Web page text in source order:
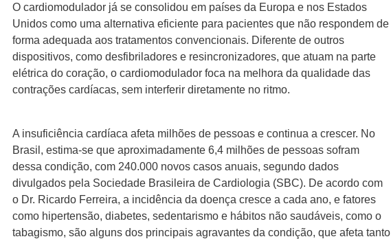
O cardiomodulador já se consolidou em países da Europa e nos Estados
Unidos como uma alternativa eficiente para pacientes que não respondem de
forma adequada aos tratamentos convencionais. Diferente de outros
dispositivos, como desfibriladores e resincronizadores, que atuam na parte
elétrica do coração, o cardiomodulador foca na melhora da qualidade das
contrações cardíacas, sem interferir diretamente no ritmo.
A insuficiência cardíaca afeta milhões de pessoas e continua a crescer. No
Brasil, estima-se que aproximadamente 6,4 milhões de pessoas sofram
dessa condição, com 240.000 novos casos anuais​, segundo dados
divulgados pela Sociedade Brasileira de Cardiologia (SBC). De acordo com
o Dr. Ricardo Ferreira, a incidência da doença cresce a cada ano, e fatores
como hipertensão, diabetes, sedentarismo e hábitos não saudáveis, como o
tabagismo, são alguns dos principais agravantes da condição, que afeta tanto